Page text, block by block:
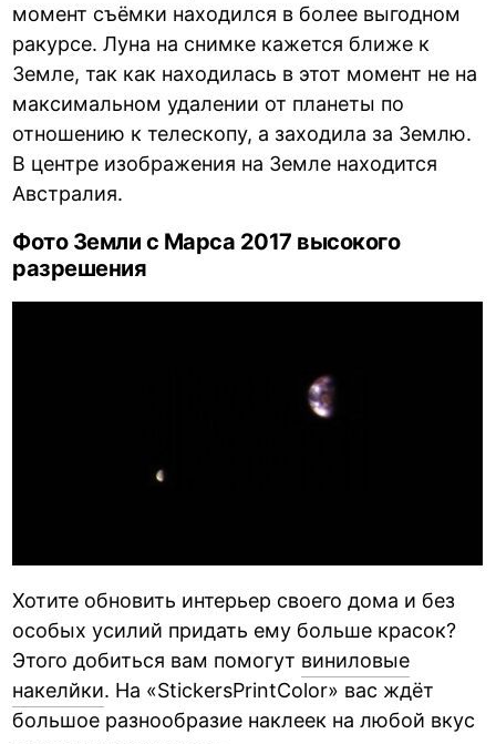
момент съёмки находился в более выгодном
ракурсе. Луна на снимке кажется ближе к
Земле, так как находилась в этот момент не на
максимальном удалении от планеты по
отношению к телескопу, а заходила за Землю.
В центре изображения на Земле находится
Австралия.
Фото Земли с Марса 2017 высокого
разрешения
Хотите обновить интерьер своего дома и без
особых усилий придать ему больше красок?
Этого добиться вам помогут виниловые
накелйки. На «StickersPrintColor» вас ждёт
большое разнообразие наклеек на любой вкус